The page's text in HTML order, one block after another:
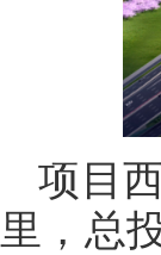
项目
里，总